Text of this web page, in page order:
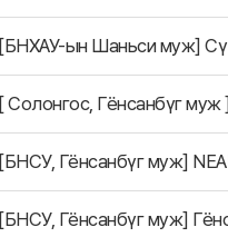
[БНХАУ-ын Шаньси муж]
[ Солонгос, Гёнсанбүг муж
[БНСУ, Гёнсанбүг муж]
[БНСУ, Гёнсанбүг муж]